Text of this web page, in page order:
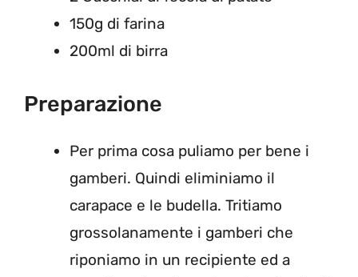
150g di farina
200ml di birra
Preparazione
Per prima cosa puliamo per bene i
gamberi. Quindi eliminiamo il
carapace e le budella. Tritiamo
grossolanamente i gamberi che
riponiamo in un recipiente ed a